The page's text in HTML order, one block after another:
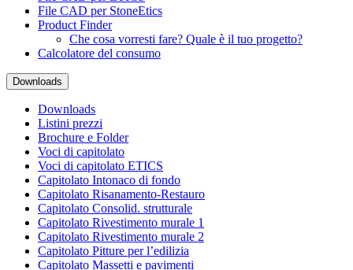
File CAD per StoneEtics
Product Finder
Che cosa vorresti fare? Quale è il tuo progetto?
Calcolatore del consumo
Downloads
Downloads
Listini prezzi
Brochure e Folder
Voci di capitolato
Voci di capitolato ETICS
Capitolato Intonaco di fondo
Capitolato Risanamento-Restauro
Capitolato Consolid. strutturale
Capitolato Rivestimento murale 1
Capitolato Rivestimento murale 2
Capitolato Pitture per l’edilizia
Capitolato Massetti e pavimenti